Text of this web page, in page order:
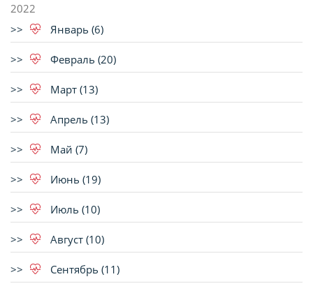
2022
Январь (6)
Февраль (20)
Март (13)
Апрель (13)
Май (7)
Июнь (19)
Июль (10)
Август (10)
Сентябрь (11)